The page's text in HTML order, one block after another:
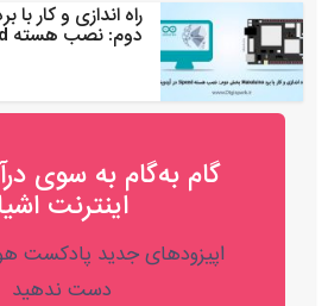
دوم: نصب هسته Sipeed در آردوینو
گام به‌گام به‌ سوی
اینترنت
اپیزودهای جدید پادکست
دست ندهید